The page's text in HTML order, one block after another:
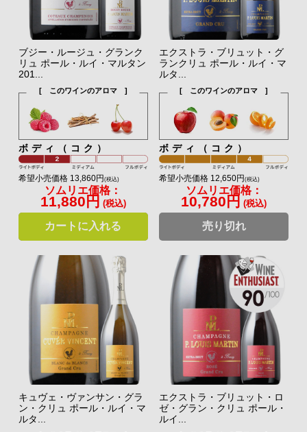
ブジー・ルージュ・グランク
リュ ポール・ルイ・マルタン
201...
[ このワインのアロマ ]
ボディ（コク）
希望小売価格 13,860円(税込)
ソムリエ価格：
11,880円 (税込)
カートに入れる
エクストラ・ブリュット・グ
ランクリュ ポール・ルイ・マ
ルタ...
[ このワインのアロマ ]
ボディ（コク）
希望小売価格 12,650円(税込)
ソムリエ価格：
10,780円 (税込)
売り切れ
キュヴェ・ヴァンサン・グラ
ン・クリュ ポール・ルイ・マ
ルタ...
エクストラ・ブリュット・ロ
ゼ・グラン・クリュ ポール・
ルイ...